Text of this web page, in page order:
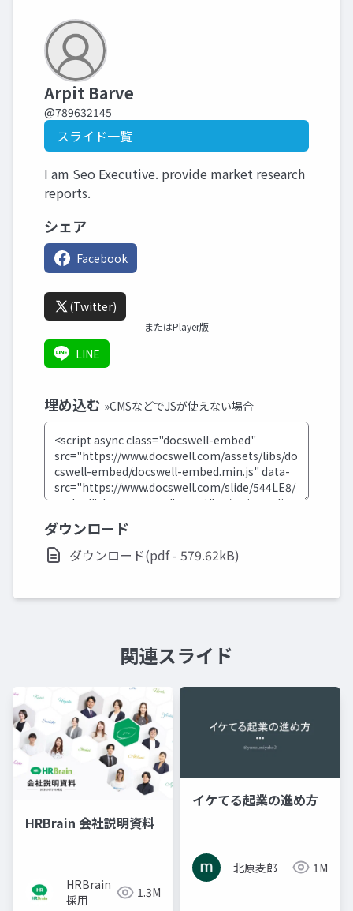
Arpit Barve
@789632145
スライド一覧
I am Seo Executive. provide market research
reports.
シェア
Facebook
(Twitter)
またはPlayer版
LINE
埋め込む »CMSなどでJSが使えない場合
ダウンロード
ダウンロード(pdf - 579.62kB)
関連スライド
HRBrain 会社説明資料
HRBrain
採用
1.3M
イケてる起業の進め方
北原麦郎 1M